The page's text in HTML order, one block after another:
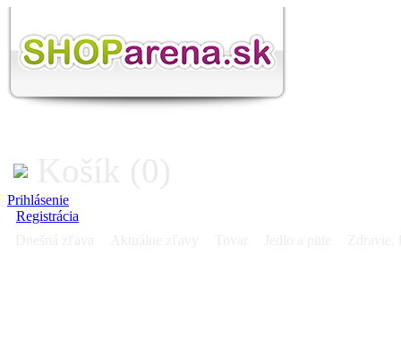
Prihlásenie
Registrácia